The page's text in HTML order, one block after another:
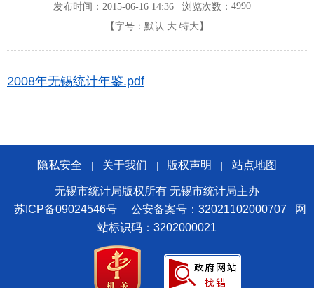
发布时间：2015-06-16 14:36浏览次数：4990
【字号： 默认 大 特大 】
2008年无锡统计年鉴.pdf
隐私安全 关于我们 版权声明 站点地图
无锡市统计局版权所有 无锡市统计局主办
苏ICP备09024546号
公安备案号：32021102000707
网
站标识码：3202000021